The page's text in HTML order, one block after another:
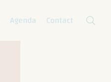
Agenda Contact